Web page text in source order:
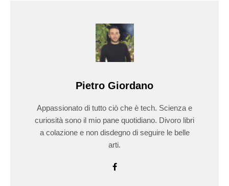
Pietro Giordano
Appassionato di tutto ciò che è tech. Scienza e
curiosità sono il mio pane quotidiano. Divoro libri
a colazione e non disdegno di seguire le belle
arti.